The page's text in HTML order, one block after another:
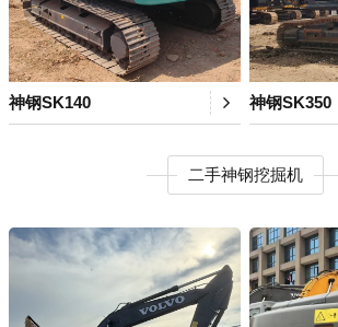
神钢SK140 神钢SK350
二手神钢挖掘机